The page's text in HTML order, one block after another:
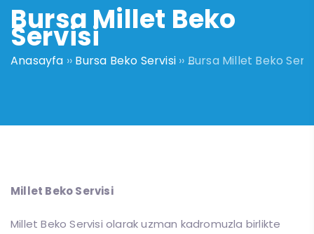
Bursa Millet Beko
Servisi
Anasayfa ›› Bursa Beko Servisi ›› Bursa Millet Beko
Millet Beko Servisi
Millet Beko Servisi olarak uzman kadromuzla birlikte